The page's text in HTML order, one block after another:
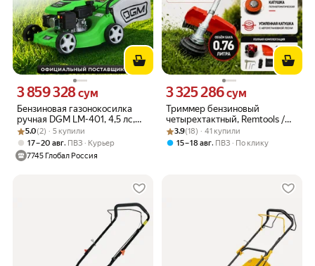
Бензиновая газонокосилка
ручная DGM LM-401, 4,5 лс,
травосборник 40 л,
несамоходная
Цена 3859328 сум вместо
3 859 328сум
Рейтинг товара: 5.0 из 5
Оценок: (2) · 5 купили
5.0(2) · 5 купили
17 – 20 авг, ПВЗ
Курьер
7745 Глобал Россия
Триммер бензиновый
четырехтактный, Remtools /
газонокосилка бензиновая
Цена 3325286 сум вместо
3 325 286сум
Рейтинг товара: 3.9 из 5
Оценок: (18) · 41 купили
3.9(18) · 41 купили
15 – 18 авг, ПВЗ По клику